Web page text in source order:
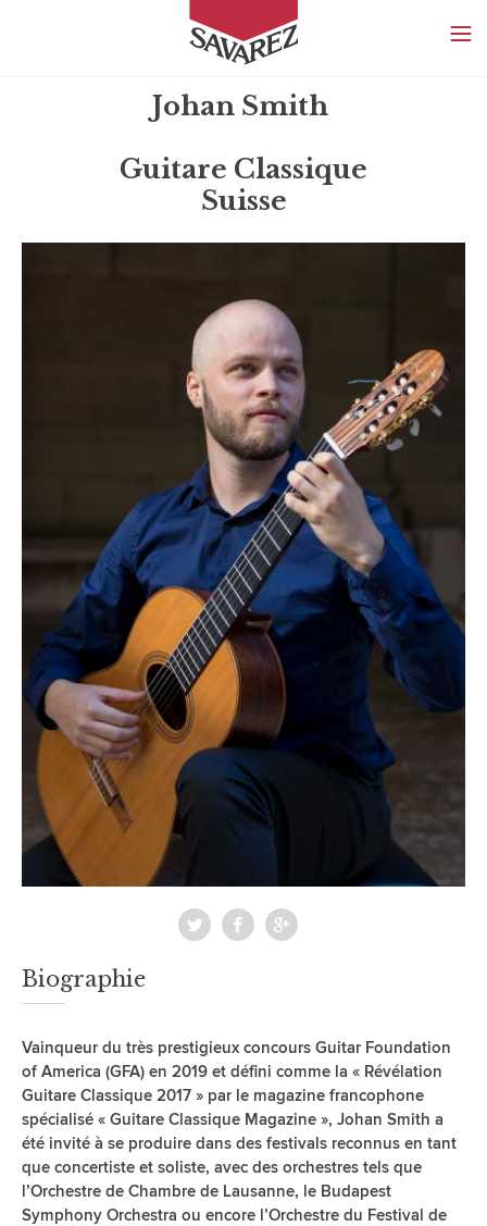
SAVAREZ
Johan Smith
Guitare Classique
Suisse
Biographie
Vainqueur du très prestigieux concours Guitar Foundation
of America (GFA) en 2019 et défini comme la « Révélation
Guitare Classique 2017 » par le magazine francophone
spécialisé « Guitare Classique Magazine », Johan Smith a
été invité à se produire dans des festivals reconnus en tant
que concertiste et soliste, avec des orchestres tels que
l’Orchestre de Chambre de Lausanne, le Budapest
Symphony Orchestra ou encore l’Orchestre du Festival de